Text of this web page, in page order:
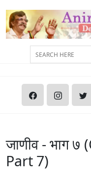
जाणीव - भाग
Part 7)